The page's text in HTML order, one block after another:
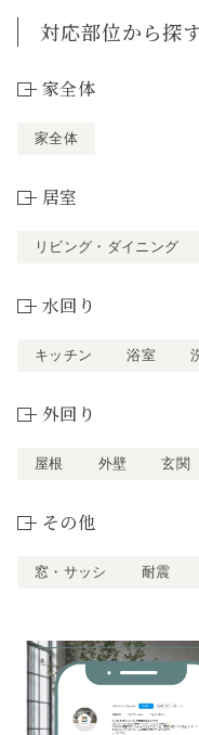
対応部位から探
家全体
家全体
居室
リビング・ダイニング
水回り
キッチン 浴室
外回り
屋根 外壁 玄関
その他
窓・サッシ 耐震